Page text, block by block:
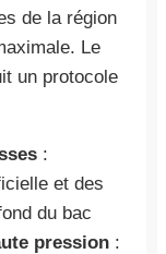
de la région
Le
un protocole
:
et des
du bac
pression :